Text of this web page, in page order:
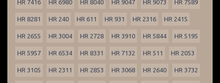
HR 7416 HR 6980 HR 8040 HR 9047 HR 9073 HR 7589
HR 8281 HR 240 HR 611 HR 931 HR 2316 HR 2415
HR 2655 HR 3004 HR 2728 HR 3910 HR 5844 HR 5195
HR 5957 HR 6534 HR 8331 HR 7132 HR 511 HR 2053
HR 3105 HR 2311 HR 2853 HR 3068 HR 2640 HR 3732